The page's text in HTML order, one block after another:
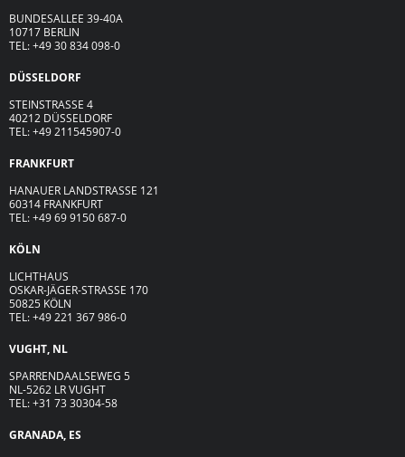
BUNDESALLEE 39-40A
10717 BERLIN
TEL: +49 30 834 098-0
DÜSSELDORF
STEINSTRASSE 4
40212 DÜSSELDORF
TEL: +49 211545907-0
FRANKFURT
HANAUER LANDSTRASSE 121
60314 FRANKFURT
TEL: +49 69 9150 687-0
KÖLN
LICHTHAUS
OSKAR-JÄGER-STRASSE 170
50825 KÖLN
TEL: +49 221 367 986-0
VUGHT, NL
SPARRENDAALSEWEG 5
NL-5262 LR VUGHT
TEL: +31 73 30304-58
GRANADA, ES